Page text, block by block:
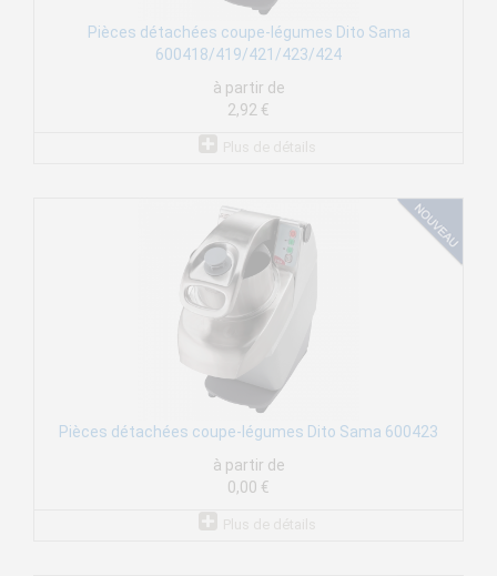
Pièces détachées coupe-légumes Dito Sama
600418/419/421/423/424
à partir de
2,92 €
Pièces détachées coupe-légumes Dito Sama 600423
à partir de
0,00 €